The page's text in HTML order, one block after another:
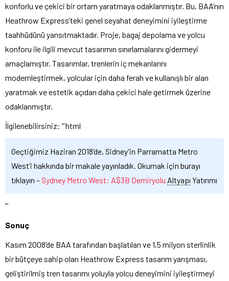
konforlu ve çekici bir ortam yaratmaya odaklanmıştır. Bu, BAA’nın
Heathrow Express’teki genel seyahat deneyimini iyileştirme
taahhüdünü yansıtmaktadır. Proje, bagaj depolama ve yolcu
konforu ile ilgili mevcut tasarımın sınırlamalarını gidermeyi
amaçlamıştır. Tasarımlar, trenlerin iç mekanlarını
modernleştirmek, yolcular için daha ferah ve kullanışlı bir alan
yaratmak ve estetik açıdan daha çekici hale getirmek üzerine
odaklanmıştır.
İlgilenebilirsiniz: “`html
Geçtiğimiz Haziran 2018’de, Sidney’in Parramatta Metro
West’i hakkında bir makale yayınladık. Okumak için burayı
tıklayın – Sydney Metro West: A$3B Demiryolu Altyapı Yatırımı
“`
Sonuç
Kasım 2008’de BAA tarafından başlatılan ve 1,5 milyon sterlinlik
bir bütçeye sahip olan Heathrow Express tasarım yarışması,
geliştirilmiş tren tasarımı yoluyla yolcu deneyimini iyileştirmeyi